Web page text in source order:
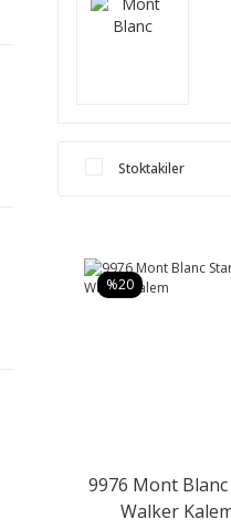
Stoktakiler
%20
9976 Mont
Walker